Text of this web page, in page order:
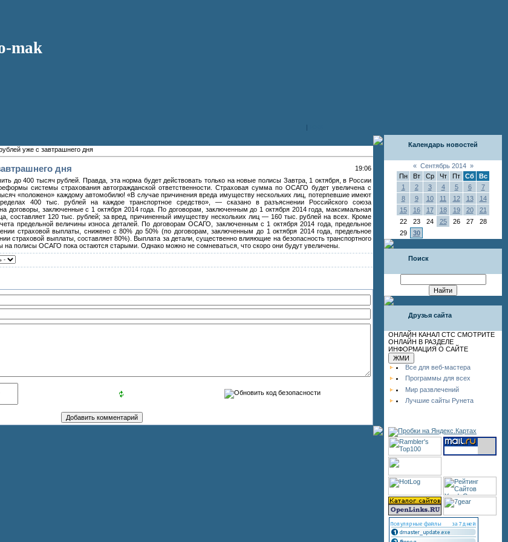
mak
|
уже с завтрашнего дня
дня
19:06
до 400 тысяч рублей. Правда, эта норма будет действовать только на новые полисы Завтра, 1 октября, в России
системы страхования автогражданской ответственности. Страховая сумма по ОСАГО будет увеличена с
«положено» каждому автомобилю! «В случае причинения вреда имуществу нескольких лиц, потерпевшие имеют
400 тыс. рублей на каждое транспортное средство», — сказано в разъяснении Российского союза
договоры, заключенные с 1 октября 2014 года. По договорам, заключенным до 1 октября 2014 года, максимальная
составляет 120 тыс. рублей; за вред, причиненный имуществу нескольких лиц — 160 тыс. рублей на всех. Кроме
предельной величины износа деталей. По договорам ОСАГО, заключенным с 1 октября 2014 года, предельное
страховой выплаты, снижено с 80% до 50% (по договорам, заключенным до 1 октября 2014 года, предельное
страховой выплаты, составляет 80%). Выплата за детали, существенно влияющие на безопасность транспортного
на полисы ОСАГО пока остаются старыми. Однако можно не сомневаться, что скоро они будут увеличены.
Календарь новостей
« Сентябрь 2014 »
Пн
Вт Ср Чт Пт Сб
Вс
1
2 3 4 5 6
7
8
9 10 11 12 13
14
15
16 17 18 19 20
21
22
23 24 25 26 27
28
29
30
Поиск
Друзья сайта
ОНЛАЙН КАНАЛ СТС СМОТРИТЕ
ОНЛАЙН В РАЗДЕЛЕ
ИНФОРМАЦИЯ О САЙТЕ
Все для веб-мастера
Программы для всех
Мир развлечений
Лучшие сайты Рунета